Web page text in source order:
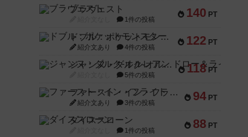
140 PT
ブラヴェスト
1件の投稿
122 PT
ドブル：ポケットモンスター
紹介文あり 4件の投稿
118 PT
ジャンヌ・ダルク-オルレアン ドロー＆ライト
5件の投稿
94 PT
ファースト・イン・フライト
紹介文あり 3件の投稿
88 PT
ダイススローン
1件の投稿